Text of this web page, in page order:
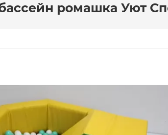
ромашка Уют